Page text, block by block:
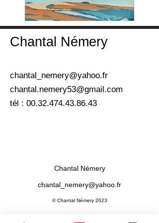
Chantal Némery
chantal_nemery@yahoo.fr
chantal.nemery53@gmail.com
tél : 00.32.474.43.86.43
Chantal Némery
chantal_nemery@yahoo.fr
© Chantal Némery 2023